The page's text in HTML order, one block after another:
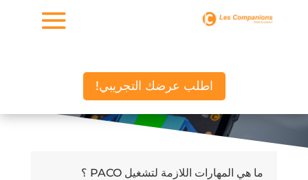
اطلب عرضك التجريبي!
ما هي المهارات اللازمة لتشغيل PACO ؟